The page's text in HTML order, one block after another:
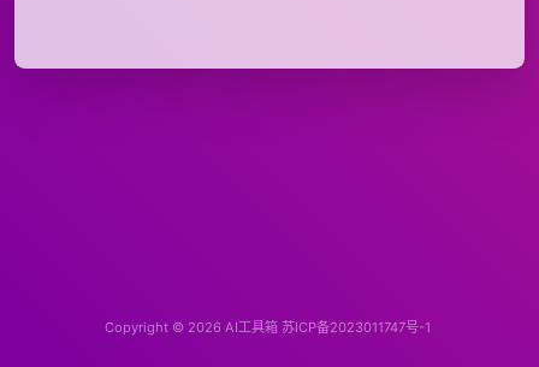
Copyright © 2026 AI工具箱 苏ICP备2023011747号-1